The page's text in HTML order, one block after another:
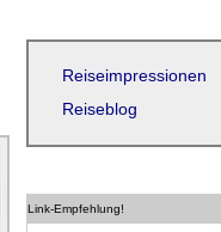
Reiseimpressionen
Reiseblog
Link-Empfehlung!